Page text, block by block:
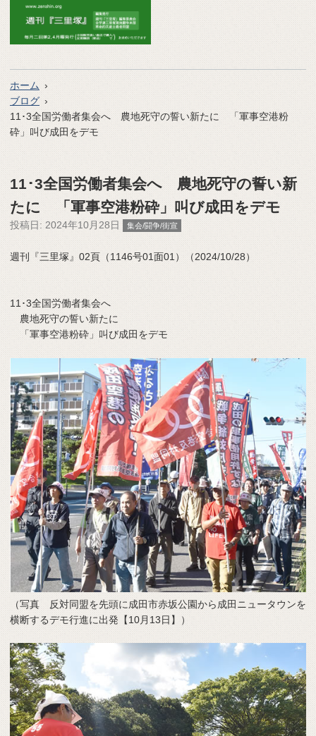
ホーム
ブログ
11･3全国労働者集会へ 農地死守の誓い新たに 「軍事空港粉
砕」叫び成田をデモ
11･3全国労働者集会へ 農地死守の誓い新
たに 「軍事空港粉砕」叫び成田をデモ
投稿日: 2024年10月28日 集会/闘争/街宣
週刊『三里塚』02頁（1146号01面01）（2024/10/28）
11･3全国労働者集会へ
農地死守の誓い新たに
「軍事空港粉砕」叫び成田をデモ
（写真 反対同盟を先頭に成田市赤坂公園から成田ニュータウンを
横断するデモ行進に出発【10月13日】）